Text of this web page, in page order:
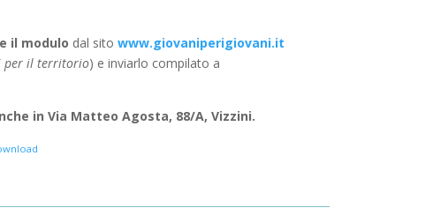
il modulo dal sitowww.giovaniperigiovani.it
per il territorio) e inviarlo compilato a
in Via Matteo Agosta, 88/A, Vizzini.